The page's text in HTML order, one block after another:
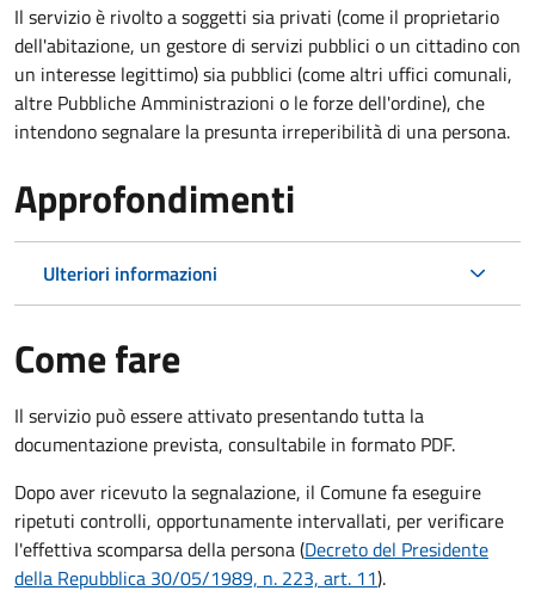
Il servizio è rivolto a soggetti sia privati (come il proprietario
dell'abitazione, un gestore di servizi pubblici o un cittadino con
un interesse legittimo) sia pubblici (come altri uffici comunali,
altre Pubbliche Amministrazioni o le forze dell'ordine), che
intendono segnalare la presunta irreperibilità di una persona.
Approfondimenti
Ulteriori informazioni
Come fare
Il servizio può essere attivato presentando tutta la
documentazione prevista, consultabile in formato PDF.
Dopo aver ricevuto la segnalazione, il Comune fa eseguire
ripetuti controlli, opportunamente intervallati, per verificare
l'effettiva scomparsa della persona (Decreto del Presidente
della Repubblica 30/05/1989, n. 223, art. 11).